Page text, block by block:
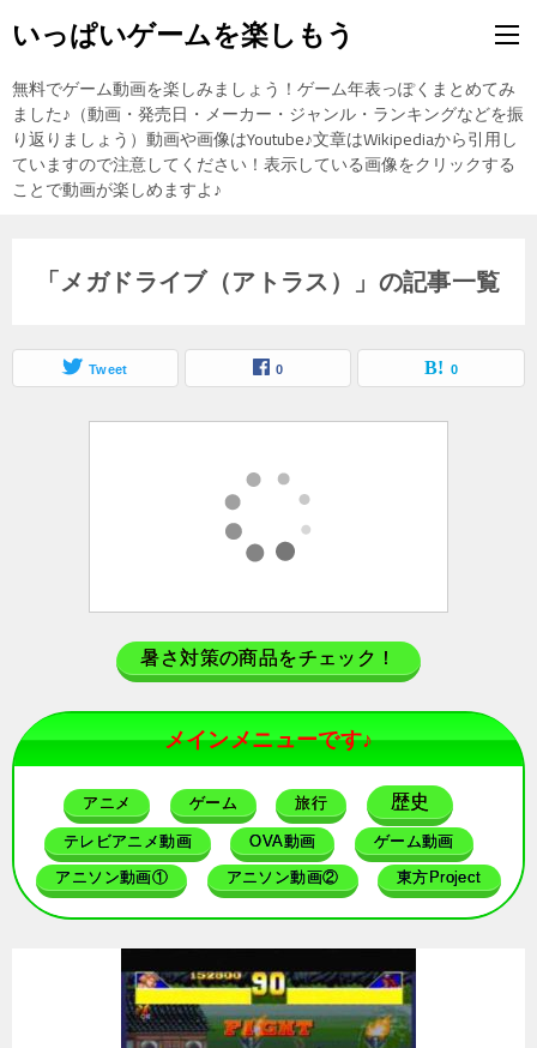
いっぱいゲームを楽しもう
無料でゲーム動画を楽しみましょう！ゲーム年表っぽくまとめてみ
ました♪（動画・発売日・メーカー・ジャンル・ランキングなどを振
り返りましょう）動画や画像はYoutube♪文章はWikipediaから引用し
ていますので注意してください！表示している画像をクリックする
ことで動画が楽しめますよ♪
「メガドライブ（アトラス）」の記事一覧
Tweet 0 0
暑さ対策の商品をチェック！
メインメニューです♪
アニメ ゲーム 旅行 歴史
テレビアニメ動画 OVA動画 ゲーム動画
アニソン動画① アニソン動画② 東方Project